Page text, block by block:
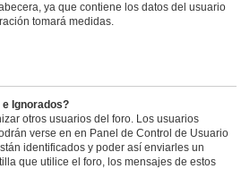
ya que contiene los datos del usuario
tomará medidas.
Ignorados?
otros usuarios del foro. Los usuarios
verse en en Panel de Control de Usuario
identificados y poder así enviarles un
que utilice el foro, los mensajes de estos